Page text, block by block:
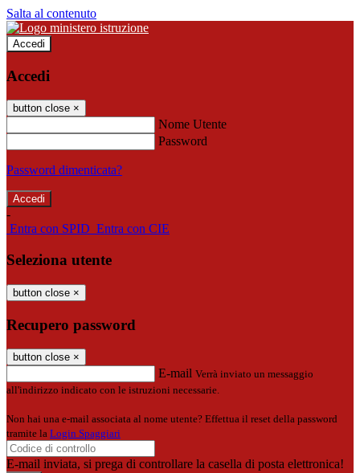
Salta al contenuto
Accedi
Accedi
button close ×
Nome Utente
Password
Password dimenticata?
-
Entra con SPID Entra con CIE
Seleziona utente
button close ×
Recupero password
button close ×
E-mail Verrà inviato un messaggio
all'indirizzo indicato con le istruzioni necessarie.
Non hai una e-mail associata al nome utente? Effettua il reset della password
tramite la Login Spaggiari
E-mail inviata, si prega di controllare la casella di posta elettronica!